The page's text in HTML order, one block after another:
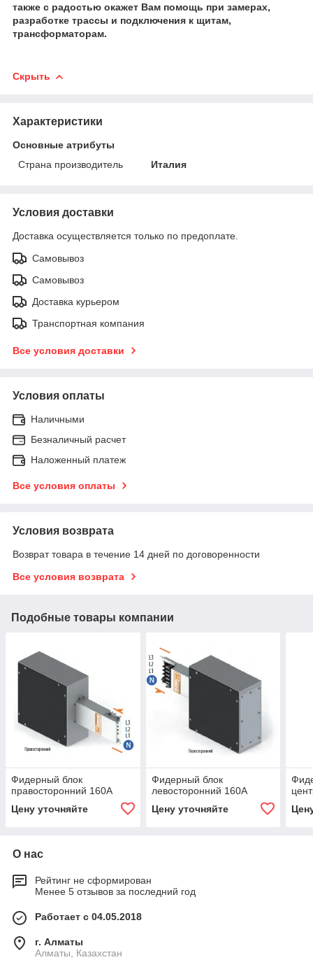
также с радостью окажет Вам помощь при замерах,
разработке трассы и подключения к щитам,
трансформаторам.
Скрыть
Характеристики
Основные атрибуты
Страна производитель
Италия
Условия доставки
Доставка осуществляется только по предоплате.
Самовывоз
Самовывоз
Доставка курьером
Транспортная компания
Все условия доставки
Условия оплаты
Наличными
Безналичный расчет
Наложенный платеж
Все условия оплаты
Условия возврата
Возврат товара в течение 14 дней по договоренности
Все условия возврата
Подобные товары компании
Фидерный блок
правосторонний 160А
Цену уточняйте
Фидерный блок
левосторонний 160А
Цену уточняйте
О нас
Рейтинг не сформирован
Менее 5 отзывов за последний год
Работает с 04.05.2018
г. Алматы
Алматы, Казахстан